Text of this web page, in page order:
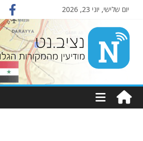
יום שלישי, יוני 23, 2026
Nziv.net
מודיעין
מהמקורות